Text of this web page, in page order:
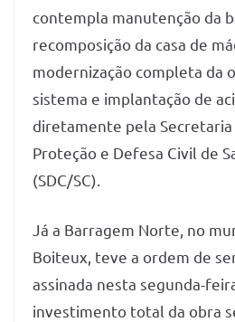
contempla manutenção da
recomposição da casa de
modernização completa da
sistema e implantação de
diretamente pela Secretaria
Proteção e Defesa Civil de
(SDC/SC).
Já a Barragem Norte, no
Boiteux, teve a ordem de
assinada nesta segunda-
investimento total da obra